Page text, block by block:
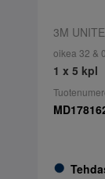
3M
oikea 32 &
1 x 5 kpl